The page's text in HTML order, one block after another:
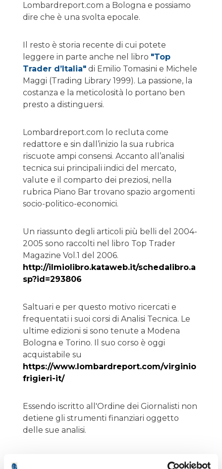
Lombardreport.com a Bologna e possiamo
dire che è una svolta epocale.
Il resto è storia recente di cui potete
leggere in parte anche nel libro "Top
Trader d’Italia" di Emilio Tomasini e Michele
Maggi (Trading Library 1999). La passione, la
costanza e la meticolosità lo portano ben
presto a distinguersi.
Lombardreport.com lo recluta come
redattore e sin dall’inizio la sua rubrica
riscuote ampi consensi. Accanto all’analisi
tecnica sui principali indici del mercato,
valute e il comparto dei preziosi, nella
rubrica Piano Bar trovano spazio argomenti
socio-politico-economici.
Un riassunto degli articoli più belli del 2004-
2005 sono raccolti nel libro Top Trader
Magazine Vol.1 del 2006.
http://ilmiolibro.kataweb.it/schedalibro.a
sp?id=293806
Saltuari e per questo motivo ricercati e
frequentati i suoi corsi di Analisi Tecnica. Le
ultime edizioni si sono tenute a Modena
Bologna e Torino. Il suo corso è oggi
acquistabile su
https://www.lombardreport.com/virginio
frigieri-it/
Essendo iscritto all'Ordine dei Giornalisti non
detiene gli strumenti finanziari oggetto
delle sue analisi.
Piano Bar : Quadro Tecnico del 2026-08-01